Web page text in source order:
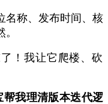
名称、发布时间、核
我理清版本迭代逻